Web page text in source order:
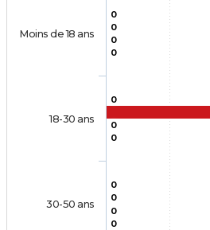
0
0
0
0
0
0
0
0
0
0
0
Moins de 18 ans
18-30 ans
30-50 ans